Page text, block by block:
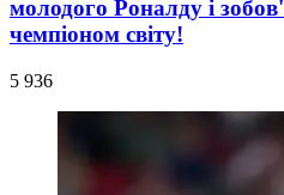
молодого Роналду і
чемпіоном світу!
5 936